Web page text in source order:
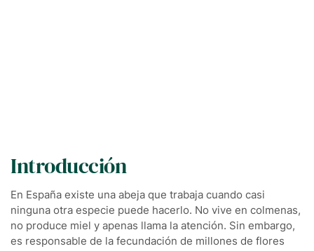
Introducción
En España existe una abeja que trabaja cuando casi
ninguna otra especie puede hacerlo. No vive en colmenas,
no produce miel y apenas llama la atención. Sin embargo,
es responsable de la fecundación de millones de flores